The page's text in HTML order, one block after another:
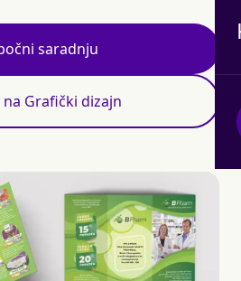
saradnju
na Grafički dizajn